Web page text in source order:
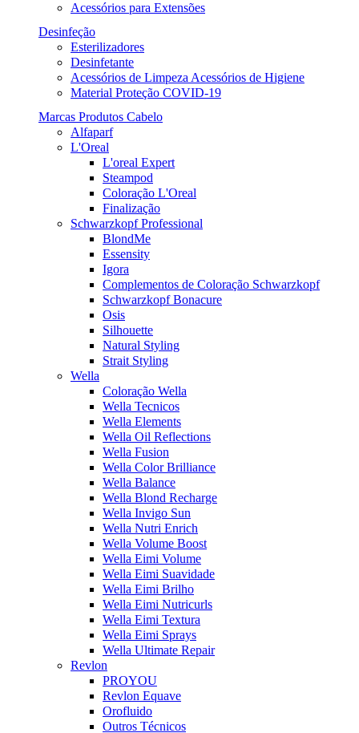
Acessórios para Extensões
Desinfeção
Esterilizadores
Desinfetante
Acessórios de Limpeza Acessórios de Higiene
Material Proteção COVID-19
Marcas Produtos Cabelo
Alfaparf
L'Oreal
L'oreal Expert
Steampod
Coloração L'Oreal
Finalização
Schwarzkopf Professional
BlondMe
Essensity
Igora
Complementos de Coloração Schwarzkopf
Schwarzkopf Bonacure
Osis
Silhouette
Natural Styling
Strait Styling
Wella
Coloração Wella
Wella Tecnicos
Wella Elements
Wella Oil Reflections
Wella Fusion
Wella Color Brilliance
Wella Balance
Wella Blond Recharge
Wella Invigo Sun
Wella Nutri Enrich
Wella Volume Boost
Wella Eimi Volume
Wella Eimi Suavidade
Wella Eimi Brilho
Wella Eimi Nutricurls
Wella Eimi Textura
Wella Eimi Sprays
Wella Ultimate Repair
Revlon
PROYOU
Revlon Equave
Orofluido
Outros Técnicos